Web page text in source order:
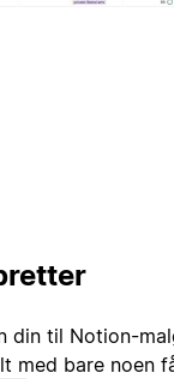
din til Notion-
med bare noen